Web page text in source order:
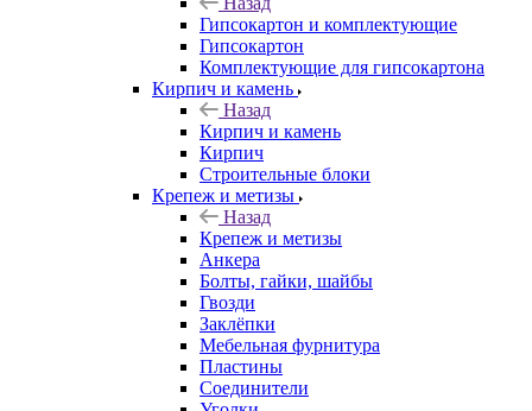
Гипсокартон и комплектующие
Гипсокартон
Комплектующие для гипсокартона
Кирпич и камень
Назад
Кирпич и камень
Кирпич
Строительные блоки
Крепеж и метизы
Назад
Крепеж и метизы
Анкера
Болты, гайки, шайбы
Гвозди
Заклёпки
Мебельная фурнитура
Пластины
Соединители